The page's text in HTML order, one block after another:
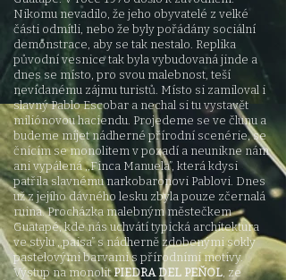
Nikomu nevadilo, že jeho obyvatelé z velké
části odmítli, nebo že byly pořádány sociální
demonstrace, aby se tak nestalo. Replika
původní vesnice tak byla vybudovaná jinde a
dnes se místo, pro svou malebnost, teší
nevídanému zájmu turistů. Místo si zamiloval i
slavný Pablo Escobar a nechal si tu vystavět
miliónovou haciendu. Projedeme se ve člunu a
budeme míjet nádherné přírodní scenérie, se
čnícím se monolitem v pozadí a neunikne nám
ani vypálená ,,Finca Manuela”, která kdysi
patřila slavnému narkobaronovi Pablovi. Dnes
už z jejího dávného lesku zbyla pouze zčernalá
ruina. Procházka malebným městečkem
Guatapé, kde nás uchvátí typická architektura
ve stylu ,,paisa” s nádherně zdobenými sokly
pastelovými barvami s přírodními motivy.
Výstup na monolitPIEDRA DEL PEŇOL, ze